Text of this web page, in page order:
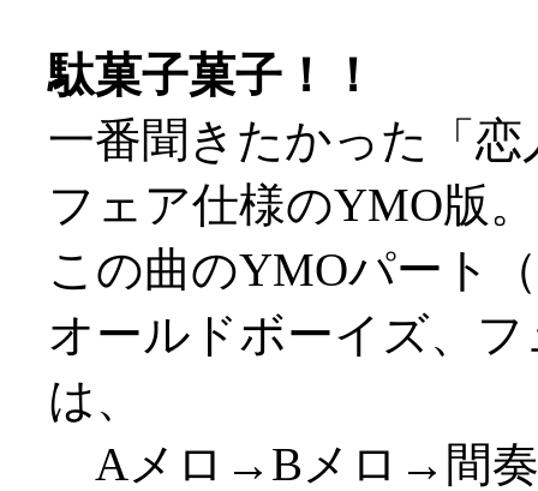
駄菓子菓子！！
一番聞きたかった「
フェア仕様のYMO版。
この曲のYMOパート
オールドボーイズ、
は、
Aメロ→Bメロ→間